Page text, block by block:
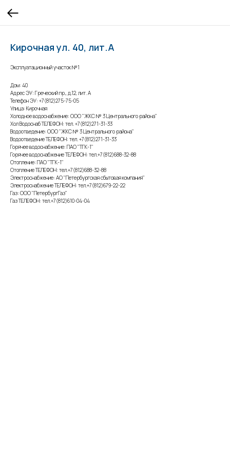
Кирочная ул. 40, лит.А
Эксплуатационный участок №1
Дом: 40
Адрес ЭУ: Греческий пр., д.12, лит. А
Телефон ЭУ: +7(812)275-75-05
Улица: Кирочная
Холодное водоснабжение: ООО "ЖКС № 3 Центрального района"
Хол Водоснаб ТЕЛЕФОН: тел. +7(812)271-31-33
Водоотведение: ООО "ЖКС № 3 Центрального района"
Водоотведение ТЕЛЕФОН: тел. +7(812)271-31-33
Горячее водоснабжение: ПАО "ТГК-1"
Горячее водоснабжение ТЕЛЕФОН: тел.+7(812)688-32-88
Отопление: ПАО "ТГК-1"
Отопление ТЕЛЕФОН: тел.+7(812)688-32-88
Электроснабжение: АО "Петербургская сбытовая компания"
Электроснабжение ТЕЛЕФОН: тел.+7(812)679-22-22
Газ: ООО "ПетербургГаз"
Газ ТЕЛЕФОН: тел.+7(812)610-04-04